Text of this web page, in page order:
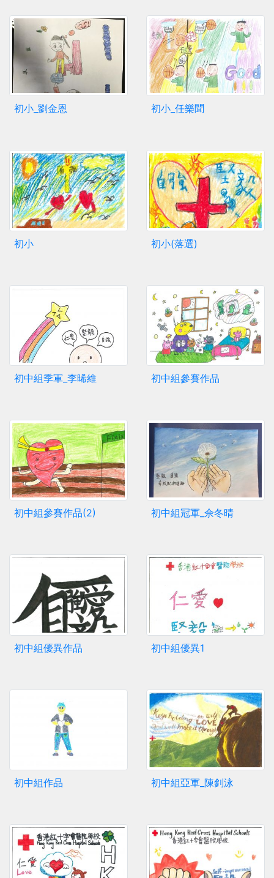
初小_劉金恩 初小_任樂聞
初小 初小(落選)
初中組季軍_李晞維 初中組參賽作品
初中組參賽作品(2) 初中組冠軍_佘冬晴
初中組優異作品 初中組優異1
初中組作品 初中組亞軍_陳釗泳